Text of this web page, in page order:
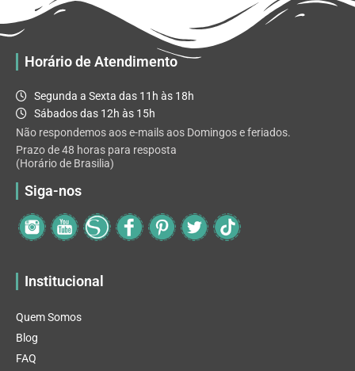
Horário de Atendimento
Segunda a Sexta das 11h às 18h
Sábados das 12h às 15h
Não respondemos aos e-mails aos Domingos e feriados.
Prazo de 48 horas para resposta
(Horário de Brasilia)
Siga-nos
Institucional
Quem Somos
Blog
FAQ